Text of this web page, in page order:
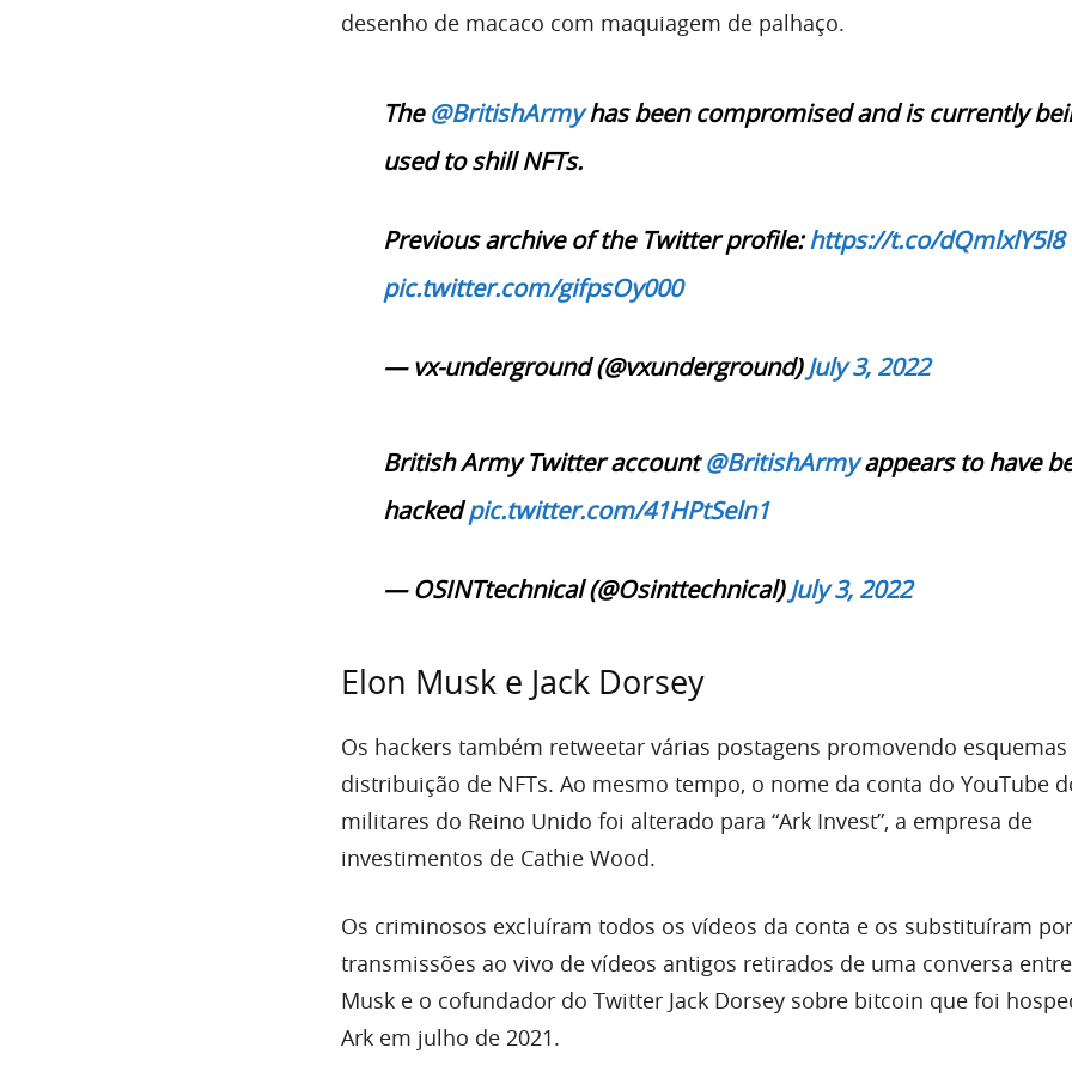
desenho de macaco com maquiagem de palhaço.
The@BritishArmyhas been compromised and is currently
used to shill NFTs.
Previous archive of the Twitter profile:https://t.co/dQmlxlY5l8
pic.twitter.com/gifpsOy000
— vx-underground (@vxunderground)July 3, 2022
British Army Twitter account@BritishArmyappears to have
hackedpic.twitter.com/41HPtSeln1
— OSINTtechnical (@Osinttechnical)July 3, 2022
Elon Musk e Jack Dorsey
Os hackers também retweetar várias postagens promovendo
distribuição de NFTs. Ao mesmo tempo, o nome da conta do YouTube
militares do Reino Unido foi alterado para “Ark Invest”, a empresa de
investimentos de Cathie Wood.
Os criminosos excluíram todos os vídeos da conta e os substituíram por
transmissões ao vivo de vídeos antigos retirados de uma conversa
Musk e o cofundador do Twitter Jack Dorsey sobre bitcoin que foi
Ark em julho de 2021.